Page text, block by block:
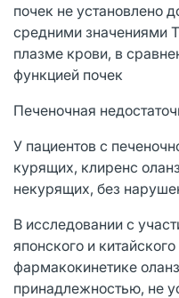
почек не установлено
средними значениями
плазме крови, в
функцией почек
Печеночная
У пациентов с
курящих, клиренс
некурящих, без
В исследовании с
японского и
фармакокинетике
принадлежностью, не